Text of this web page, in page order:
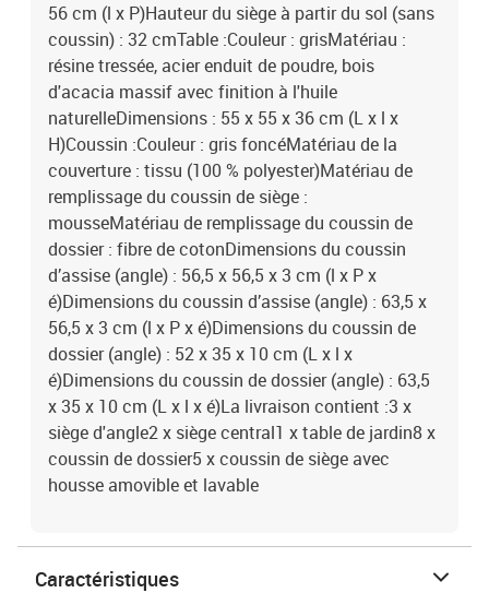
56 cm (l x P)Hauteur du siège à partir du sol (sans
coussin) : 32 cmTable :Couleur : grisMatériau :
résine tressée, acier enduit de poudre, bois
d'acacia massif avec finition à l'huile
naturelleDimensions : 55 x 55 x 36 cm (L x l x
H)Coussin :Couleur : gris foncéMatériau de la
couverture : tissu (100 % polyester)Matériau de
remplissage du coussin de siège :
mousseMatériau de remplissage du coussin de
dossier : fibre de cotonDimensions du coussin
d’assise (angle) : 56,5 x 56,5 x 3 cm (l x P x
é)Dimensions du coussin d’assise (angle) : 63,5 x
56,5 x 3 cm (l x P x é)Dimensions du coussin de
dossier (angle) : 52 x 35 x 10 cm (L x l x
é)Dimensions du coussin de dossier (angle) : 63,5
x 35 x 10 cm (L x l x é)La livraison contient :3 x
siège d'angle2 x siège central1 x table de jardin8 x
coussin de dossier5 x coussin de siège avec
housse amovible et lavable
Caractéristiques